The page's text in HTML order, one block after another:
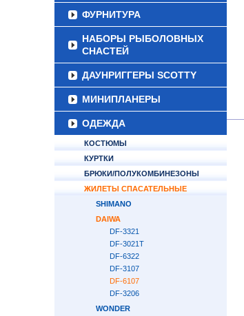
ФУРНИТУРА
НАБОРЫ РЫБОЛОВНЫХ
СНАСТЕЙ
ДАУНРИГГЕРЫ SCOTTY
МИНИПЛАНЕРЫ
ОДЕЖДА
КОСТЮМЫ
КУРТКИ
БРЮКИ/ПОЛУКОМБИНЕЗОНЫ
ЖИЛЕТЫ СПАСАТЕЛЬНЫЕ
SHIMANO
DAIWA
DF-3321
DF-3021T
DF-6322
DF-3107
DF-6107
DF-3206
WONDER